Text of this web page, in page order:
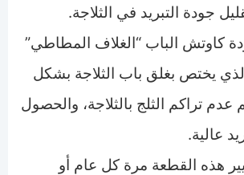
جودة التبريد في الثلاجة.
كاوتش الباب “الغلاف المطاطي”
يختص بغلق باب الثلاجة بشكل
تراكم الثلج بالثلاجة، والحصول
عالية.
هذه القطعة مرة كل عام أو